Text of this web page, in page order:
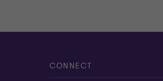
CONNECT